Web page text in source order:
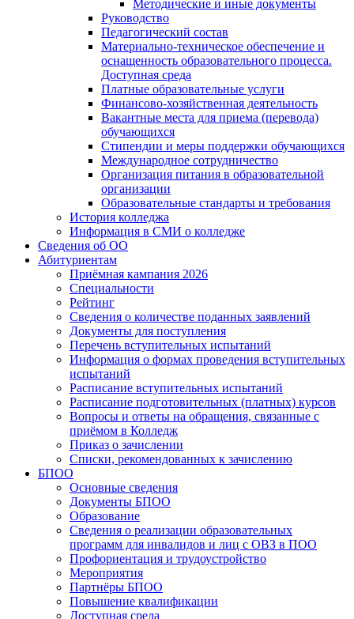
Методические и иные документы
Руководство
Педагогический состав
Материально-техническое обеспечение и
оснащенность образовательного процесса.
Доступная среда
Платные образовательные услуги
Финансово-хозяйственная деятельность
Вакантные места для приема (перевода)
обучающихся
Стипендии и меры поддержки обучающихся
Международное сотрудничество
Организация питания в образовательной
организации
Образовательные стандарты и требования
История колледжа
Информация в СМИ о колледже
Сведения об ОО
Абитуриентам
Приёмная кампания 2026
Специальности
Рейтинг
Сведения о количестве поданных заявлений
Документы для поступления
Перечень вступительных испытаний
Информация о формах проведения вступительных
испытаний
Расписание вступительных испытаний
Расписание подготовительных (платных) курсов
Вопросы и ответы на обращения, связанные с
приёмом в Колледж
Приказ о зачислении
Списки, рекомендованных к зачислению
БПОО
Основные сведения
Документы БПОО
Образование
Сведения о реализации образовательных
программ для инвалидов и лиц с ОВЗ в ПОО
Профориентация и трудоустройство
Мероприятия
Партнёры БПОО
Повышение квалификации
Доступная среда